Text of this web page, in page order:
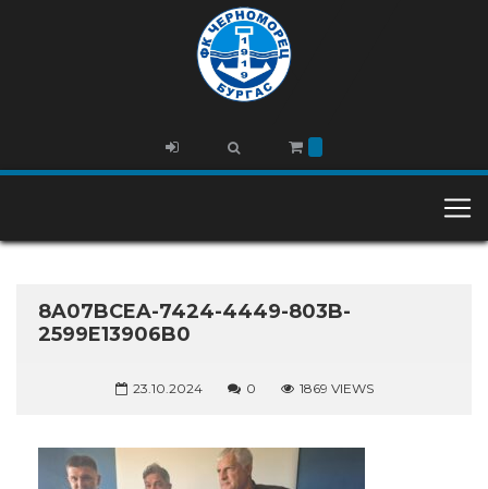
8A07BCEA-7424-4449-803B-
2599E13906B0
23.10.2024 0 1869 VIEWS